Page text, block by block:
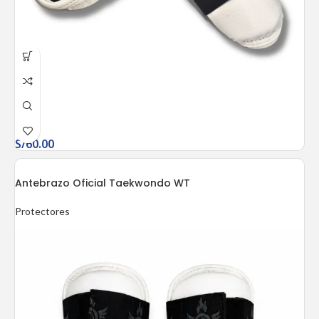
S/60.00
Antebrazo Oficial Taekwondo WT
Protectores